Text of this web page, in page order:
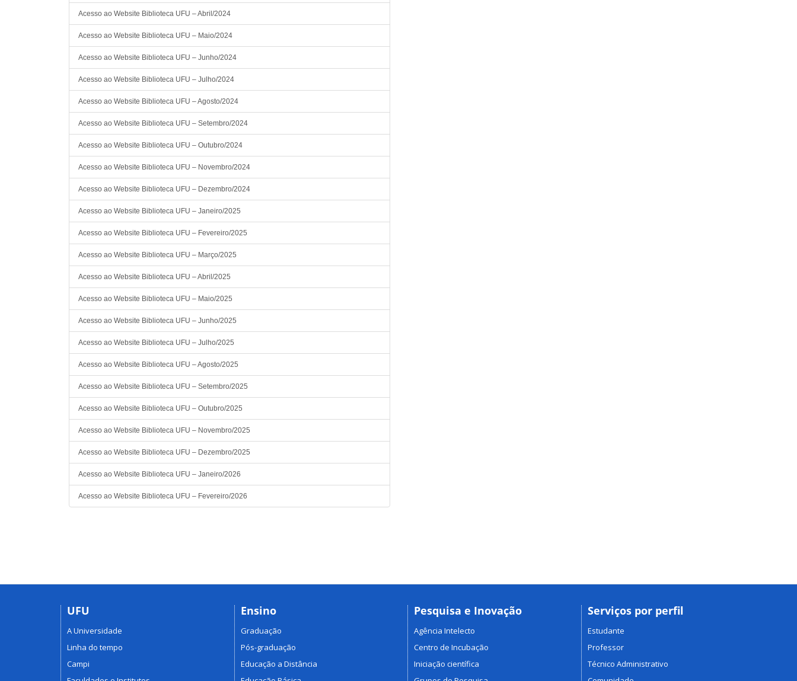
Acesso ao Website Biblioteca UFU – Abril/2024
Acesso ao Website Biblioteca UFU – Maio/2024
Acesso ao Website Biblioteca UFU – Junho/2024
Acesso ao Website Biblioteca UFU – Julho/2024
Acesso ao Website Biblioteca UFU – Agosto/2024
Acesso ao Website Biblioteca UFU – Setembro/2024
Acesso ao Website Biblioteca UFU – Outubro/2024
Acesso ao Website Biblioteca UFU – Novembro/2024
Acesso ao Website Biblioteca UFU – Dezembro/2024
Acesso ao Website Biblioteca UFU – Janeiro/2025
Acesso ao Website Biblioteca UFU – Fevereiro/2025
Acesso ao Website Biblioteca UFU – Março/2025
Acesso ao Website Biblioteca UFU – Abril/2025
Acesso ao Website Biblioteca UFU – Maio/2025
Acesso ao Website Biblioteca UFU – Junho/2025
Acesso ao Website Biblioteca UFU – Julho/2025
Acesso ao Website Biblioteca UFU – Agosto/2025
Acesso ao Website Biblioteca UFU – Setembro/2025
Acesso ao Website Biblioteca UFU – Outubro/2025
Acesso ao Website Biblioteca UFU – Novembro/2025
Acesso ao Website Biblioteca UFU – Dezembro/2025
Acesso ao Website Biblioteca UFU – Janeiro/2026
Acesso ao Website Biblioteca UFU – Fevereiro/2026
UFU
A Universidade
Linha do tempo
Campi
Ensino
Graduação
Pós-graduação
Educação a Distância
Pesquisa e Inovação
Agência Intelecto
Centro de Incubação
Iniciação científica
Serviços por perfil
Estudante
Professor
Técnico Administrativo